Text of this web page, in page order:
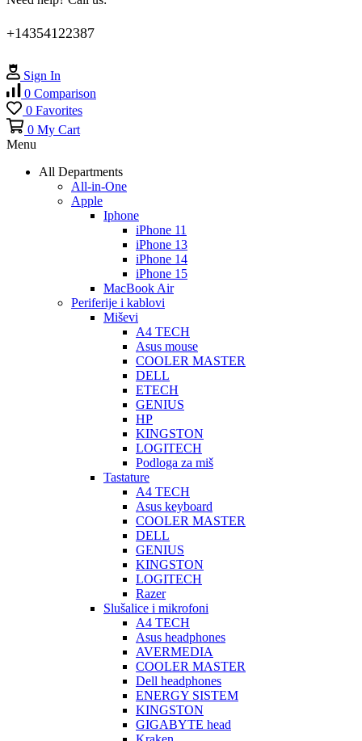
+14354122387
Sign In
0 Comparison
0 Favorites
0 My Cart
Menu
All Departments
All-in-One
Apple
Iphone
iPhone 11
iPhone 13
iPhone 14
iPhone 15
MacBook Air
Periferije i kablovi
Miševi
A4 TECH
Asus mouse
COOLER MASTER
DELL
ETECH
GENIUS
HP
KINGSTON
LOGITECH
Podloga za miš
Tastature
A4 TECH
Asus keyboard
COOLER MASTER
DELL
GENIUS
KINGSTON
LOGITECH
Razer
Slušalice i mikrofoni
A4 TECH
Asus headphones
AVERMEDIA
COOLER MASTER
Dell headphones
ENERGY SISTEM
KINGSTON
GIGABYTE head